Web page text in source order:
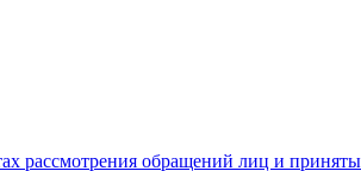
рассмотрения обращений лиц и